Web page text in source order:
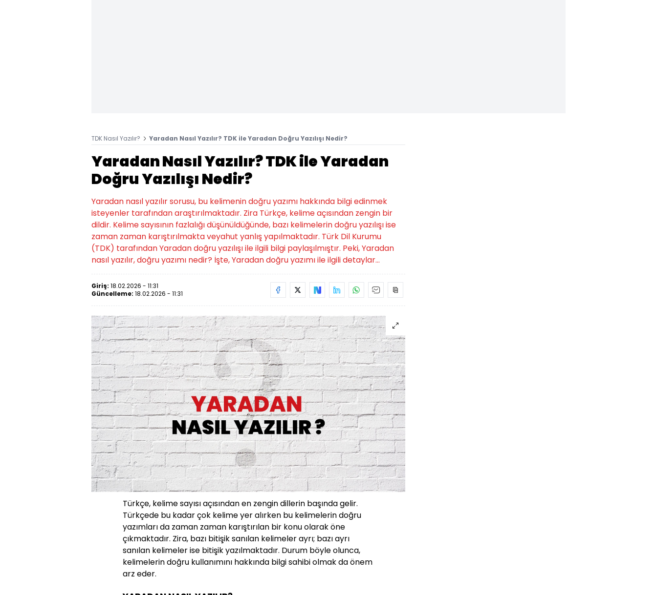
TDK Nasıl Yazılır? Yaradan Nasıl Yazılır? TDK ile Yaradan Doğru Yazılışı Nedir?
Yaradan Nasıl Yazılır? TDK ile Yaradan
Doğru Yazılışı Nedir?
Yaradan nasıl yazılır sorusu, bu kelimenin doğru yazımı hakkında bilgi edinmek
isteyenler tarafından araştırılmaktadır. Zira Türkçe, kelime açısından zengin bir
dildir. Kelime sayısının fazlalığı düşünüldüğünde, bazı kelimelerin doğru yazılışı ise
zaman zaman karıştırılmakta veyahut yanlış yapılmaktadır. Türk Dil Kurumu
(TDK) tarafından Yaradan doğru yazılışı ile ilgili bilgi paylaşılmıştır. Peki, Yaradan
nasıl yazılır, doğru yazımı nedir? İşte, Yaradan doğru yazımı ile ilgili detaylar...
Giriş: 18.02.2026 - 11:31
Güncelleme: 18.02.2026 - 11:31
Türkçe, kelime sayısı açısından en zengin dillerin başında gelir.
Türkçede bu kadar çok kelime yer alırken bu kelimelerin doğru
yazımları da zaman zaman karıştırılan bir konu olarak öne
çıkmaktadır. Zira, bazı bitişik sanılan kelimeler ayrı; bazı ayrı
sanılan kelimeler ise bitişik yazılmaktadır. Durum böyle olunca,
kelimelerin doğru kullanımını hakkında bilgi sahibi olmak da önem
arz eder.